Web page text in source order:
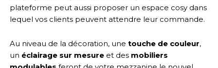
plateforme peut aussi proposer un espace cosy dans
lequel vos clients peuvent attendre leur commande.
Au niveau de la décoration, une touche de couleur,
un éclairage sur mesure et des mobiliers